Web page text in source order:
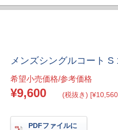
メンズシングルコート
希望小売価格/参考価格
¥9,600 (税抜き)
PDFファイルに